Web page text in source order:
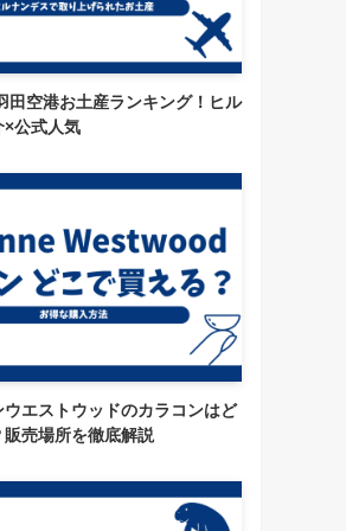
田空港お土産ランキング！ヒル
×公式人気
ウエストウッドのカラコンはど
販売場所を徹底解説